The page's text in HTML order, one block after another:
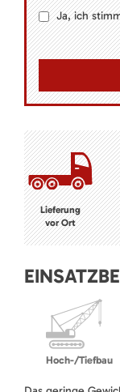
Ja, ich
Lieferung
vor Ort
Hoch-/Tiefbau